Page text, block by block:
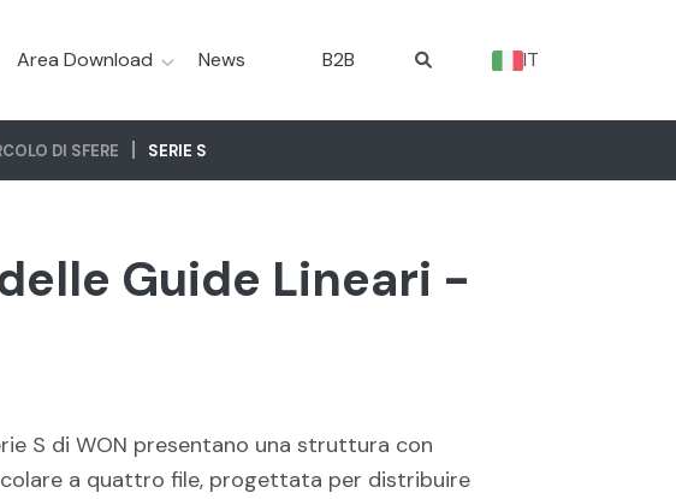
Area Download News B2B IT
DI SFERE SERIE S
Guide Lineari -
S di WON presentano una struttura con
a quattro file, progettata per distribuire